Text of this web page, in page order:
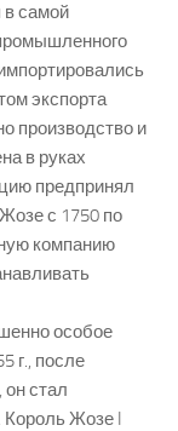
в самой
экспорта
производство и
в руках
предпринял
с 1750 по
компанию
особое
г., после
он стал
Король Жозе I